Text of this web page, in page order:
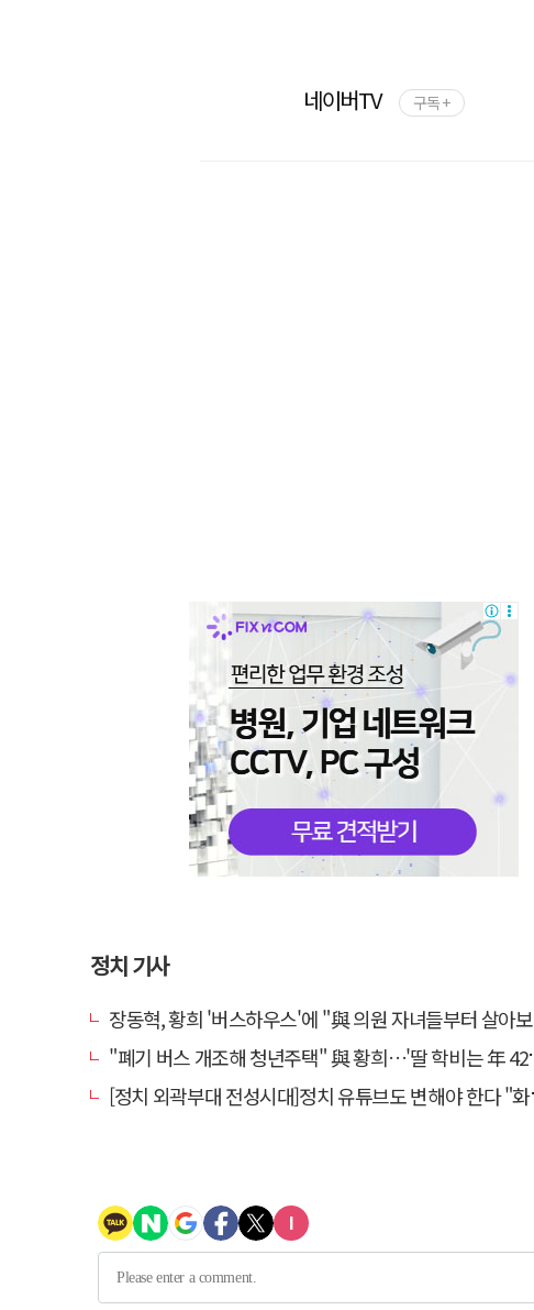
네이버TV 구독 +
정치 기사
장동혁, 황희 '버스하우스'에 "與 의원 자녀들부터 살아보면 어떨까?"
"폐기 버스 개조해 청년주택" 與 황희…'딸 학비는 年 4200만원'
[정치 외곽부대 전성시대]정치 유튜브도 변해야 한다 "화합과 존중"